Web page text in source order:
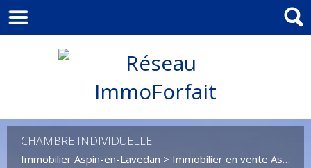
CHAMBRE INDIVIDUELLE
Immobilier Aspin-en-Lavedan > Immobilier en vente Aspin-en-Lavedan